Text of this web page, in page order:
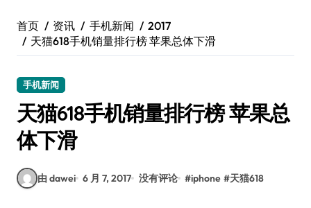
首页 资讯 手机新闻
2017
天猫618手机销量排行榜 苹果总体下滑
手机新闻
天猫618手机销量排行榜 苹果总
体下滑
由 dawei 6 月 7, 2017 没有评论 #iphone #天猫618